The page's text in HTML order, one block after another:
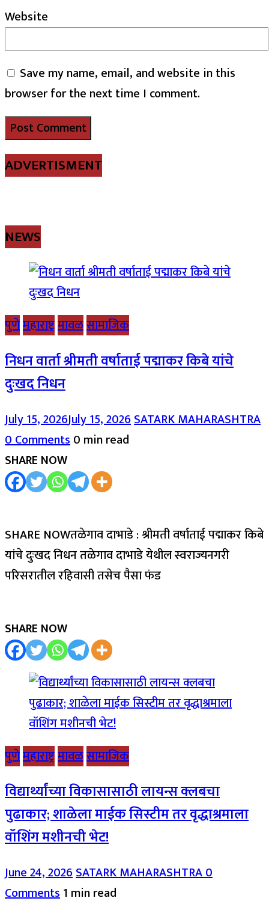
Website
Save my name, email, and website in this
browser for the next time I comment.
ADVERTISMENT
NEWS
पुणेमहाराष्ट्रमावळसामाजिक
निधन वार्ता श्रीमती वर्षाताई पद्माकर किबे यांचे
दुःखद निधन
July 15, 2026July 15, 2026SATARK MAHARASHTRA
0 Comments0 min read
SHARE NOW
SHARE NOWतळेगाव दाभाडे : श्रीमती वर्षाताई पद्माकर किबे
यांचे दुःखद निधन तळेगाव दाभाडे येथील स्वराज्यनगरी
परिसरातील रहिवासी तसेच पैसा फंड
SHARE NOW
पुणेमहाराष्ट्रमावळसामाजिक
विद्यार्थ्यांच्या विकासासाठी लायन्स क्लबचा
पुढाकार; शाळेला माईक सिस्टीम तर वृद्धाश्रमाला
वॉशिंग मशीनची भेट!
June 24, 2026SATARK MAHARASHTRA0
Comments1 min read